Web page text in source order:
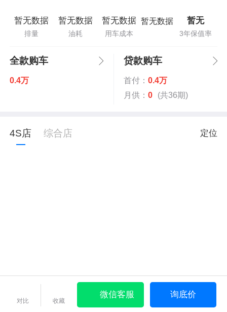
暂无数据
排量
暂无数据
油耗
暂无数据
用车成本
暂无数据 暂无
3年保值率
全款购车
0.4万
贷款购车
首付： 0.4万
月供： 0 (共36期)
4S店 综合店 定位
对比 收藏
微信客服 询底价